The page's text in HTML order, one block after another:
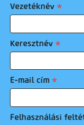
Vezetéknév
Keresztnév
E-mail cím
Felhasználási